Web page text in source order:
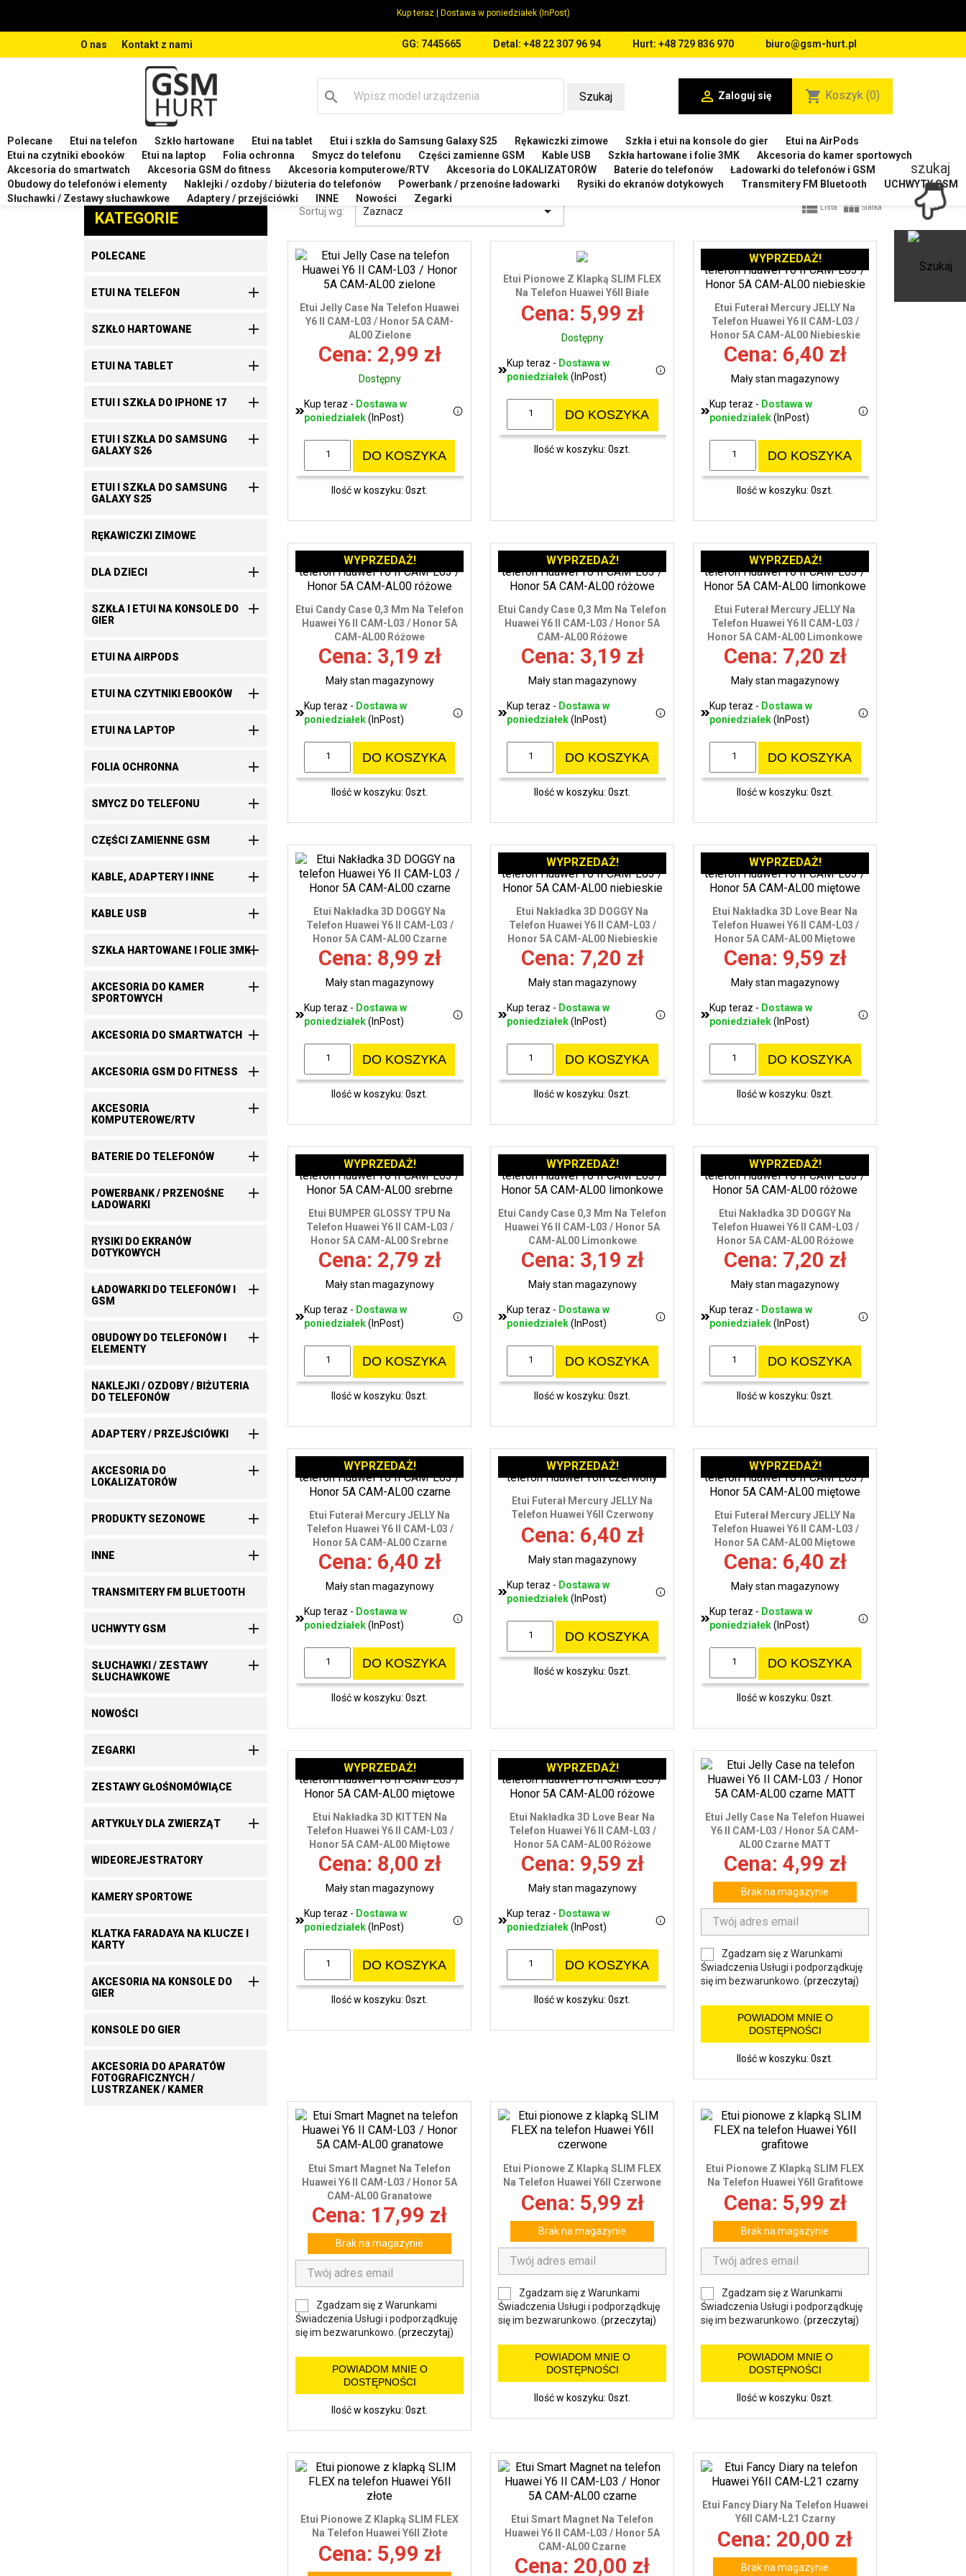
Kup teraz | Dostawa w poniedziałek (InPost)
O nas Kontakt z nami GG: 7445665 Detal: +48 22 307 96 94 Hurt: +48 729 836 970 biuro@gsm-hurt.pl
search Szukaj  Zaloguj się shopping_cart Koszyk (0)
Polecane Etui na telefon Szkło hartowane Etui na tablet Etui i szkła do Samsung Galaxy S25 Rękawiczki zimowe Szkła i etui na konsole do gier
Etui na AirPods
Etui na czytniki ebooków
Etui na laptop Folia ochronna Smycz do telefonu Części zamienne GSM Kable USB Szkła hartowane i folie 3MK
Akcesoria do kamer sportowych
Akcesoria do smartwatch
Akcesoria GSM do fitness Akcesoria komputerowe/RTV Akcesoria do LOKALIZATORÓW Baterie do telefonów
Ładowarki do telefonów i GSM
Obudowy do telefonów i elementy
Naklejki / ozdoby / biżuteria do telefonów Powerbank / przenośne ładowarki Rysiki do ekranów dotykowych Transmitery FM Bluetooth
UCHWYTY GSM
Słuchawki / Zestawy słuchawkowe
Adaptery / przejściówki INNE Nowości Zegarki
Strona główna Etui na telefon Etui na telefon HUAWEI Etui do Huawei Y6 II CAM-L03
Zaproponuj produkt
KATEGORIE
POLECANE
ETUI NA TELEFON 
SZKŁO HARTOWANE 
ETUI NA TABLET 
ETUI I SZKŁA DO IPHONE 17 
ETUI I SZKŁA DO SAMSUNG
GALAXY S26

ETUI I SZKŁA DO SAMSUNG
GALAXY S25

RĘKAWICZKI ZIMOWE
DLA DZIECI 
SZKŁA I ETUI NA KONSOLE DO
GIER

ETUI NA AIRPODS
ETUI NA CZYTNIKI EBOOKÓW 
ETUI NA LAPTOP 
FOLIA OCHRONNA 
SMYCZ DO TELEFONU 
CZĘŚCI ZAMIENNE GSM 
KABLE, ADAPTERY I INNE 
KABLE USB 
SZKŁA HARTOWANE I FOLIE 3MK
AKCESORIA DO KAMER
SPORTOWYCH

AKCESORIA DO SMARTWATCH 
AKCESORIA GSM DO FITNESS 
AKCESORIA
KOMPUTEROWE/RTV

BATERIE DO TELEFONÓW 
POWERBANK / PRZENOŚNE
ŁADOWARKI

RYSIKI DO EKRANÓW
DOTYKOWYCH
ŁADOWARKI DO TELEFONÓW I
GSM

OBUDOWY DO TELEFONÓW I
ELEMENTY

NAKLEJKI / OZDOBY / BIŻUTERIA
DO TELEFONÓW
ADAPTERY / PRZEJŚCIÓWKI 
AKCESORIA DO
LOKALIZATORÓW

PRODUKTY SEZONOWE 
INNE 
TRANSMITERY FM BLUETOOTH
UCHWYTY GSM 
SŁUCHAWKI / ZESTAWY
SŁUCHAWKOWE

NOWOŚCI
ZEGARKI 
ZESTAWY GŁOŚNOMÓWIĄCE
ARTYKUŁY DLA ZWIERZĄT 
WIDEOREJESTRATORY
KAMERY SPORTOWE
KLATKA FARADAYA NA KLUCZE I
KARTY
AKCESORIA NA KONSOLE DO
GIER

KONSOLE DO GIER
AKCESORIA DO APARATÓW
FOTOGRAFICZNYCH /
LUSTRZANEK / KAMER
ETUI DO HUAWEI Y6 II CAM-L03
Sortuj wg: Zaznacz   Lista  Siatka
Etui Jelly Case Na Telefon Huawei
Y6 II CAM-L03 / Honor 5A CAM-
AL00 Zielone
Cena: 2,99 zł
Dostępny
Kup teraz - Dostawa w
poniedziałek(InPost)
DO KOSZYKA
Ilość w koszyku: 0szt.
Etui Pionowe Z Klapką SLIM FLEX
Na Telefon Huawei Y6II Białe
Cena: 5,99 zł
Dostępny
Kup teraz - Dostawa w
poniedziałek(InPost)
DO KOSZYKA
Ilość w koszyku: 0szt.
Etui Futerał Mercury JELLY Na
Telefon Huawei Y6 II CAM-L03 /
Honor 5A CAM-AL00 Niebieskie
Cena: 6,40 zł
Mały stan magazynowy
Kup teraz - Dostawa w
poniedziałek(InPost)
DO KOSZYKA
Ilość w koszyku: 0szt.
WYPRZEDAŻ!
Etui Candy Case 0,3 Mm Na Telefon
Huawei Y6 II CAM-L03 / Honor 5A
CAM-AL00 Różowe
Cena: 3,19 zł
Mały stan magazynowy
Kup teraz - Dostawa w
poniedziałek(InPost)
DO KOSZYKA
Ilość w koszyku: 0szt.
WYPRZEDAŻ!
Etui Candy Case 0,3 Mm Na Telefon
Huawei Y6 II CAM-L03 / Honor 5A
CAM-AL00 Różowe
Cena: 3,19 zł
Mały stan magazynowy
Kup teraz - Dostawa w
poniedziałek(InPost)
DO KOSZYKA
Ilość w koszyku: 0szt.
WYPRZEDAŻ!
Etui Futerał Mercury JELLY Na
Telefon Huawei Y6 II CAM-L03 /
Honor 5A CAM-AL00 Limonkowe
Cena: 7,20 zł
Mały stan magazynowy
Kup teraz - Dostawa w
poniedziałek(InPost)
DO KOSZYKA
Ilość w koszyku: 0szt.
WYPRZEDAŻ!
Etui Nakładka 3D DOGGY Na
Telefon Huawei Y6 II CAM-L03 /
Honor 5A CAM-AL00 Czarne
Cena: 8,99 zł
Mały stan magazynowy
Kup teraz - Dostawa w
poniedziałek(InPost)
DO KOSZYKA
Ilość w koszyku: 0szt.
Etui Nakładka 3D DOGGY Na
Telefon Huawei Y6 II CAM-L03 /
Honor 5A CAM-AL00 Niebieskie
Cena: 7,20 zł
Mały stan magazynowy
Kup teraz - Dostawa w
poniedziałek(InPost)
DO KOSZYKA
Ilość w koszyku: 0szt.
WYPRZEDAŻ!
Etui Nakładka 3D Love Bear Na
Telefon Huawei Y6 II CAM-L03 /
Honor 5A CAM-AL00 Miętowe
Cena: 9,59 zł
Mały stan magazynowy
Kup teraz - Dostawa w
poniedziałek(InPost)
DO KOSZYKA
Ilość w koszyku: 0szt.
WYPRZEDAŻ!
Etui BUMPER GLOSSY TPU Na
Telefon Huawei Y6 II CAM-L03 /
Honor 5A CAM-AL00 Srebrne
Cena: 2,79 zł
Mały stan magazynowy
Kup teraz - Dostawa w
poniedziałek(InPost)
DO KOSZYKA
Ilość w koszyku: 0szt.
WYPRZEDAŻ!
Etui Candy Case 0,3 Mm Na Telefon
Huawei Y6 II CAM-L03 / Honor 5A
CAM-AL00 Limonkowe
Cena: 3,19 zł
Mały stan magazynowy
Kup teraz - Dostawa w
poniedziałek(InPost)
DO KOSZYKA
Ilość w koszyku: 0szt.
WYPRZEDAŻ!
Etui Nakładka 3D DOGGY Na
Telefon Huawei Y6 II CAM-L03 /
Honor 5A CAM-AL00 Różowe
Cena: 7,20 zł
Mały stan magazynowy
Kup teraz - Dostawa w
poniedziałek(InPost)
DO KOSZYKA
Ilość w koszyku: 0szt.
WYPRZEDAŻ!
Etui Futerał Mercury JELLY Na
Telefon Huawei Y6 II CAM-L03 /
Honor 5A CAM-AL00 Czarne
Cena: 6,40 zł
Mały stan magazynowy
Kup teraz - Dostawa w
poniedziałek(InPost)
DO KOSZYKA
Ilość w koszyku: 0szt.
WYPRZEDAŻ!
Etui Futerał Mercury JELLY Na
Telefon Huawei Y6II Czerwony
Cena: 6,40 zł
Mały stan magazynowy
Kup teraz - Dostawa w
poniedziałek(InPost)
DO KOSZYKA
Ilość w koszyku: 0szt.
WYPRZEDAŻ!
Etui Futerał Mercury JELLY Na
Telefon Huawei Y6 II CAM-L03 /
Honor 5A CAM-AL00 Miętowe
Cena: 6,40 zł
Mały stan magazynowy
Kup teraz - Dostawa w
poniedziałek(InPost)
DO KOSZYKA
Ilość w koszyku: 0szt.
WYPRZEDAŻ!
Etui Nakładka 3D KITTEN Na
Telefon Huawei Y6 II CAM-L03 /
Honor 5A CAM-AL00 Miętowe
Cena: 8,00 zł
Mały stan magazynowy
Kup teraz - Dostawa w
poniedziałek(InPost)
DO KOSZYKA
Ilość w koszyku: 0szt.
WYPRZEDAŻ!
Etui Nakładka 3D Love Bear Na
Telefon Huawei Y6 II CAM-L03 /
Honor 5A CAM-AL00 Różowe
Cena: 9,59 zł
Mały stan magazynowy
Kup teraz - Dostawa w
poniedziałek(InPost)
DO KOSZYKA
Ilość w koszyku: 0szt.
WYPRZEDAŻ!
Etui Jelly Case Na Telefon Huawei
Y6 II CAM-L03 / Honor 5A CAM-
AL00 Czarne MATT
Cena: 4,99 zł
Brak na magazynie
Zgadzam się z Warunkami
Świadczenia Usługi i podporządkuję
się im bezwarunkowo. (przeczytaj)
POWIADOM MNIE O
DOSTĘPNOŚCI
Ilość w koszyku: 0szt.
Etui Smart Magnet Na Telefon
Huawei Y6 II CAM-L03 / Honor 5A
CAM-AL00 Granatowe
Cena: 17,99 zł
Brak na magazynie
Zgadzam się z Warunkami
Świadczenia Usługi i podporządkuję
się im bezwarunkowo. (przeczytaj)
POWIADOM MNIE O
DOSTĘPNOŚCI
Ilość w koszyku: 0szt.
Etui Pionowe Z Klapką SLIM FLEX
Na Telefon Huawei Y6II Czerwone
Cena: 5,99 zł
Brak na magazynie
Zgadzam się z Warunkami
Świadczenia Usługi i podporządkuję
się im bezwarunkowo. (przeczytaj)
POWIADOM MNIE O
DOSTĘPNOŚCI
Ilość w koszyku: 0szt.
Etui Pionowe Z Klapką SLIM FLEX
Na Telefon Huawei Y6II Grafitowe
Cena: 5,99 zł
Brak na magazynie
Zgadzam się z Warunkami
Świadczenia Usługi i podporządkuję
się im bezwarunkowo. (przeczytaj)
POWIADOM MNIE O
DOSTĘPNOŚCI
Ilość w koszyku: 0szt.
Etui Pionowe Z Klapką SLIM FLEX
Na Telefon Huawei Y6II Złote
Cena: 5,99 zł
Etui Smart Magnet Na Telefon
Huawei Y6 II CAM-L03 / Honor 5A
CAM-AL00 Czarne
Cena: 20,00 zł
Etui Fancy Diary Na Telefon Huawei
Y6II CAM-L21 Czarny
Cena: 20,00 zł
Brak na magazynie
szukaj